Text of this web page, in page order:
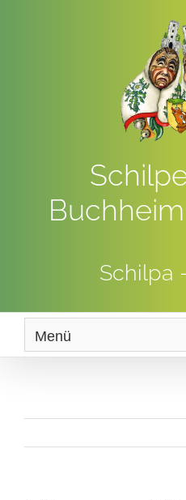
Buchheim
Schilpa
Menü